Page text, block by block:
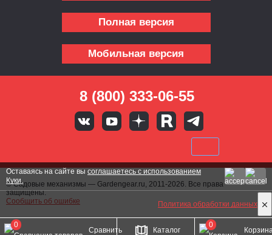
Полная версия
Мобильная версия
8 (800) 333-06-55
© Садовые механизмы — Gardengear.ru, 2011-2026. Все права
защищены.
Сообщить об ошибке
0
Каталог
Сравнить
0
Политика обработки данных
Оставаясь на сайте вы соглашаетесь с использованием
Куки.